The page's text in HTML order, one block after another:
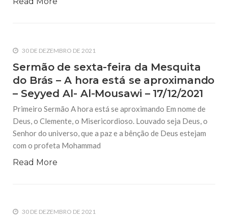
30 DE DEZEMBRO DE 2021
Sermão de sexta-feira da Mesquita
do Brás – A hora está se aproximando
– Seyyed Al- Al-Mousawi – 17/12/2021
Primeiro Sermão A hora está se aproximando Em nome de
Deus, o Clemente, o Misericordioso. Louvado seja Deus, o
Senhor do universo, que a paz e a bênção de Deus estejam
com o profeta Mohammad
Read More
30 DE DEZEMBRO DE 2021